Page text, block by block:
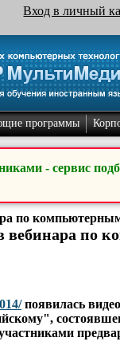
Вход в личный
программы
- сервис
по
вебинара по
появилась